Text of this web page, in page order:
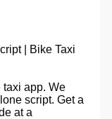
| Bike Taxi
app. We
script. Get a
at a